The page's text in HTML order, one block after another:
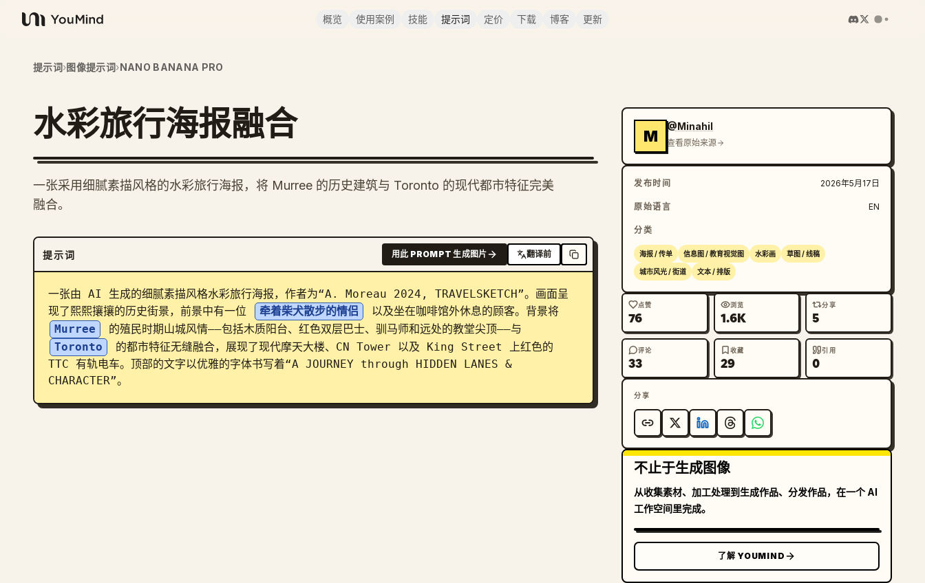
YouMind
概览 使用案例 技能 提示词 定价 下载 博客 更新
提示词›图像提示词›NANO BANANA PRO
水彩旅行海报融合
一张采用细腻素描风格的水彩旅行海报，将 Murree 的历史建筑与 Toronto 的现代都市特征完美
融合。
提示词 用此 PROMPT 生成图片 翻译前
一张由 AI 生成的细腻素描风格水彩旅行海报，作者为“A. Moreau 2024, TRAVELSKETCH”。画面呈
现了熙熙攘攘的历史街景，前景中有一位
牵着柴犬散步的情侣
以及坐在咖啡馆外休息的顾客。背景将
Murree
的殖民时期山城风情——包括木质阳台、红色双层巴士、驯马师和远处的教堂尖顶——与
Toronto
的都市特征无缝融合，展现了现代摩天大楼、CN Tower 以及 King Street 上红色的
TTC 有轨电车。顶部的文字以优雅的字体书写着“A JOURNEY through HIDDEN LANES &
CHARACTER”。
M
@Minahil
查看原始来源
发布时间 2026年5月17日
原始语言 EN
分类
海报 / 传单 信息图 / 教育视觉图 水彩画 草图 / 线稿
城市风光 / 街道 文本 / 排版
点赞
76
浏览
1.6K
分享
5
评论
33
收藏
29
引用
0
分享
不止于生成图像
从收集素材、加工处理到生成作品、分发作品，在一个 AI
工作空间里完成。
了解 YOUMIND